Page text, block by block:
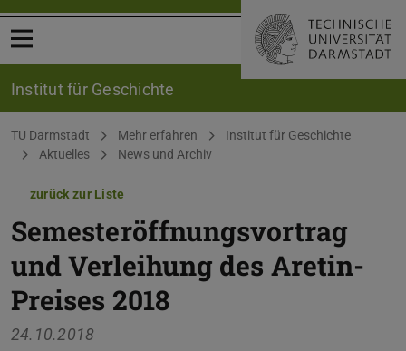
Menü öffnen
Institut für Geschichte
Sie befinden sich hier:
TU Darmstadt Mehr erfahren
Institut für Geschichte
Aktuelles
News und Archiv
zurück zur Liste
Semesteröffnungsvortrag
und Verleihung des Aretin-
Preises 2018
24.10.2018